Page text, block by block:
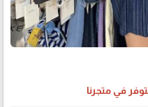
في متجرنا